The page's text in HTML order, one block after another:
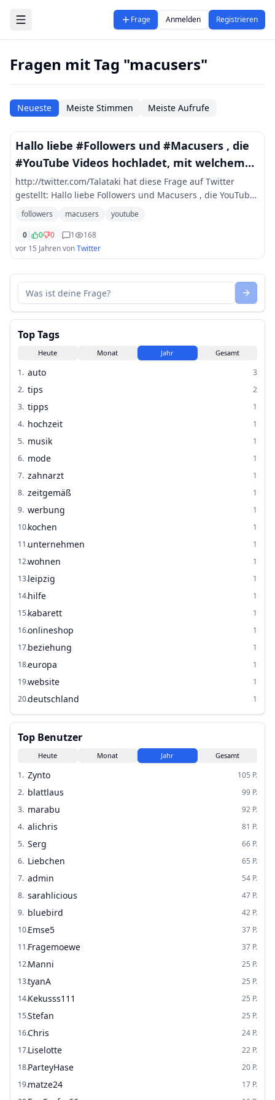
Zum Hauptinhalt springen
Frage Anmelden Registrieren
Fragen mit Tag "macusers"
Neueste Meiste Stimmen Meiste Aufrufe
Hallo liebe #Followers und #Macusers , die
#YouTube Videos hochladet, mit welchem
Gratisprogramm macht ihr da
http://twitter.com/Talataki hat diese Frage auf Twitter
gestellt: Hallo liebe Followers und Macusers , die YouTube
Videos hochladet, mit welchem Gratisprogramm macht ihr
followers macusers
youtube
0| 0 0 1
168
vor 15 JahrenvonTwitter
Top Tags
Heute Monat Jahr Gesamt
1. auto
3
2. tips
2
3. tipps
1
4. hochzeit
1
5. musik
1
6. mode
1
7. zahnarzt
1
8. zeitgemäß
1
9. werbung
1
10.kochen
1
11.unternehmen
1
12.wohnen
1
13.leipzig
1
14.hilfe
1
15.kabarett
1
16.onlineshop
1
17.beziehung
1
18.europa
1
19.website
1
20.deutschland 1
Top Benutzer
Heute Monat Jahr Gesamt
1. Zynto 105 P.
2. blattlaus 99 P.
3. marabu 92 P.
4. alichris 81 P.
5. Serg 66 P.
6. Liebchen 65 P.
7. admin 54 P.
8. sarahlicious 47 P.
9. bluebird 42 P.
10.Emse5 37 P.
11.Fragemoewe 37 P.
12.Manni 25 P.
13.tyanA 25 P.
14.Kekusss111 25 P.
15.Stefan 25 P.
16.Chris 24 P.
17.Liselotte 22 P.
18.ParteyHase 20 P.
19.matze24 17 P.